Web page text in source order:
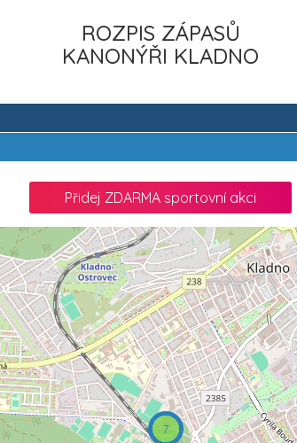
ROZPIS ZÁPASŮ
KANONÝŘI KLADNO
Přidej ZDARMA sportovní akci
7